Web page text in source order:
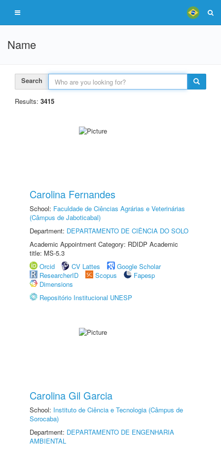
Name
Search
Results: 3415
Carolina Fernandes
School: Faculdade de Ciências Agrárias e Veterinárias
(Câmpus de Jaboticabal)
Department: DEPARTAMENTO DE CIÊNCIA DO SOLO
Academic Appointment Category: RDIDP Academic
title: MS-5.3
Orcid
CV Lattes
Google Scholar
ResearcherID
Scopus
Fapesp
Dimensions
Repositório Institucional UNESP
Carolina Gil Garcia
School: Instituto de Ciência e Tecnologia (Câmpus de
Sorocaba)
Department: DEPARTAMENTO DE ENGENHARIA
AMBIENTAL